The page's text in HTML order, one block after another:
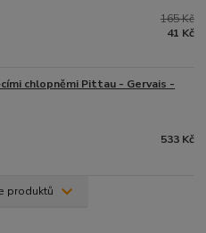
165 Kč
41 Kč
chlopněmi Pittau - Gervais -
533 Kč
produktů